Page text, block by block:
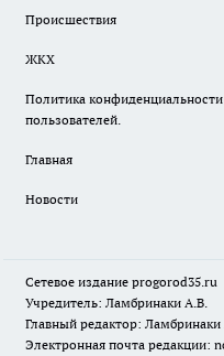
Происшествия
ЖКХ
Политика
пользователей.
Главная
Новости
Сетевое издание progorod35.ru
Учредитель: Ламбринаки А.В.
Главный редактор:
Электронная почта редакции: